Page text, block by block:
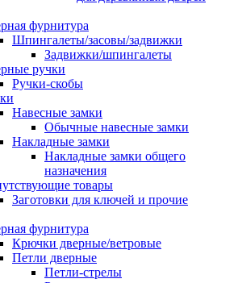
фурнитура
Шпингалеты/засовы/задвижки
Задвижки/шпингалеты
ручки
Ручки-скобы
Навесные замки
Обычные навесные замки
Накладные замки
Накладные замки общего
назначения
товары
Заготовки для ключей и прочие
фурнитура
Крючки дверные/ветровые
Петли дверные
Петли-стрелы